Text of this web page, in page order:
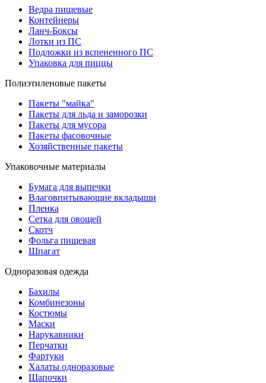
Ведра пищевые
Контейнеры
Ланч-Боксы
Лотки из ПС
Подложки из вспененного ПС
Упаковка для пиццы
Полиэтиленовые пакеты
Пакеты "майка"
Пакеты для льда и заморозки
Пакеты для мусора
Пакеты фасовочные
Хозяйственные пакеты
Упаковочные материалы
Бумага для выпечки
Влаговпитывающие вкладыши
Пленка
Сетка для овощей
Скотч
Фольга пищевая
Шпагат
Одноразовая одежда
Бахилы
Комбинезоны
Костюмы
Маски
Нарукавники
Перчатки
Фартуки
Халаты одноразовые
Шапочки